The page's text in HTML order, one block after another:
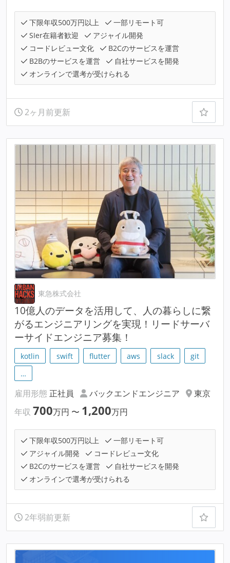
下限年収500万円以上
一部リモート可
SIer在籍者歓迎
アジャイル開発
コードレビュー文化
B2Cのサービスを運営
B2Bのサービスを運営
自社サービスを開発
オンラインで選考が受けられる
2ヶ月前更新
東急株式会社
10億人のデータを活用して、人の暮らしに繋
がるエンジニアリングを実現！リードサーバ
ーサイドエンジニア募集！
kotlin swift flutter aws slack
git
…
雇用形態 正社員 バックエンドエンジニア
東京
年収 700万円 〜 1,200万円
下限年収500万円以上
一部リモート可
アジャイル開発
コードレビュー文化
B2Cのサービスを運営
自社サービスを開発
オンラインで選考が受けられる
2年弱前更新